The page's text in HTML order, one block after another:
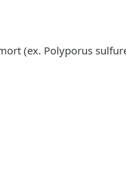
(ex. Polyporus